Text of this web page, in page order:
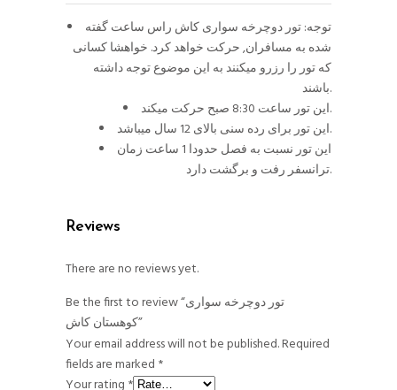
توجه: تور دوچرخه سواری کاش راس ساعت گفته
شده به مسافران, حرکت خواهد کرد. خواهشا کسانی
که تور را رزرو میکنند به این موضوع توجه داشته
باشند.
این تور ساعت 8:30 صبح حرکت میکند.
این تور برای رده سنی بالای 12 سال میباشد.
این تور نسبت به فصل حدودا 1 ساعت زمان
ترانسفر رفت و برگشت دارد.
Reviews
There are no reviews yet.
Be the first to review “تور دوچرخه سواری
کوهستان کاش”
Your email address will not be published.Required
fields are marked *
Your rating *